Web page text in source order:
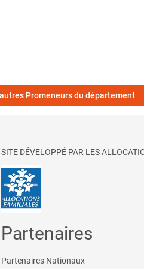
Promeneurs du département
SITE DÉVELOPPÉ PAR LES
Partenaires
Partenaires Nationaux